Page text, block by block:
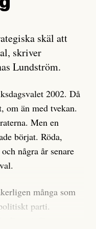
påstår, ”vad som
bidrar bara till
inte ett enda bevis
Det som läsaren
sina politiska åsikter
innehåll på sina
inte förstår sig
tydligen finns
säger saker som
på personen,
för att hänga ut
skäl att
skriver
Lundström.
2002. Då
om än med tvekan.
Men en
börjat. Röda,
några år senare
många som
parti.